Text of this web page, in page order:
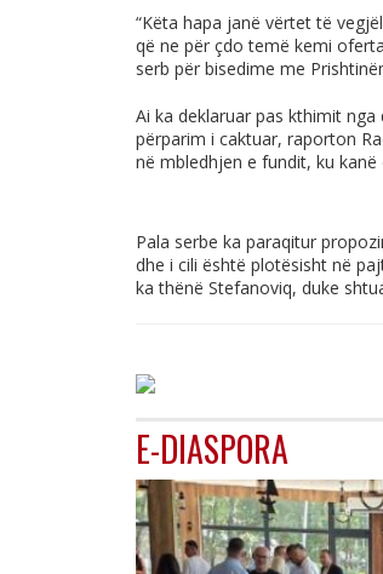
“Këta hapa janë vërtet të
që ne për çdo temë kemi
serb për bisedime me
Ai ka deklaruar pas kthimit
përparim i caktuar, raporton
në mbledhjen e fundit, ku
Pala serbe ka paraqitur
dhe i cili është plotësisht në
ka thënë Stefanoviq, duke
E-DIASPORA